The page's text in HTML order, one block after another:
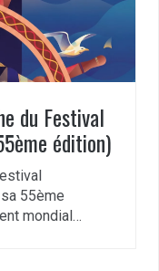
du Festival
édition)
55ème
mondial…